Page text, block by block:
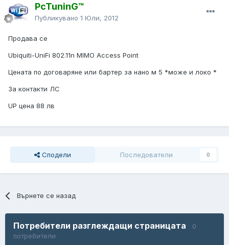
PcTuninG™
Публикувано 1 Юли, 2012
Продава се
Ubiquiti-UniFi 802.11n MIMO Access Point
Цената по договаряне или бартер за нано м 5 *може и локо *
За контакти ЛС
UP цена 88 лв
Сподели Последователи 0
Върнете се назад
Потребители разглеждащи страницата
0
потребители